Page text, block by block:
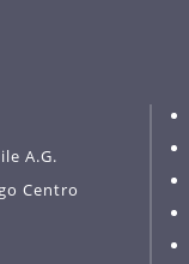
A.G.
Centro